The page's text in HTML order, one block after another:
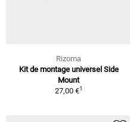
Rizoma
Kit de montage universel Side
Mount
27,00 €1